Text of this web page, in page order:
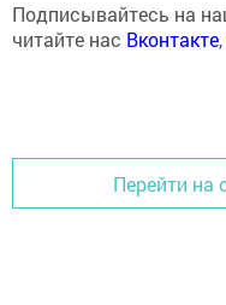
Подписывайтесь на
читайте нас Вконтакте,
Перейти на